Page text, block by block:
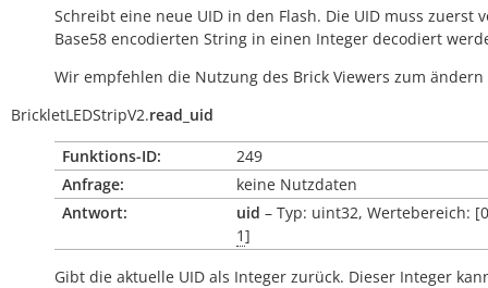
Schreibt eine neue UID in den Flash. Die UID muss zuerst
Base58 encodierten String in einen Integer decodiert
Wir empfehlen die Nutzung des Brick Viewers zum ändern
BrickletLEDStripV2.read_uid
Funktions-ID:
249
Anfrage:
keine Nutzdaten
Antwort:
uid – Typ: uint32, Wertebereich:
1]
Gibt die aktuelle UID als Integer zurück. Dieser Integer